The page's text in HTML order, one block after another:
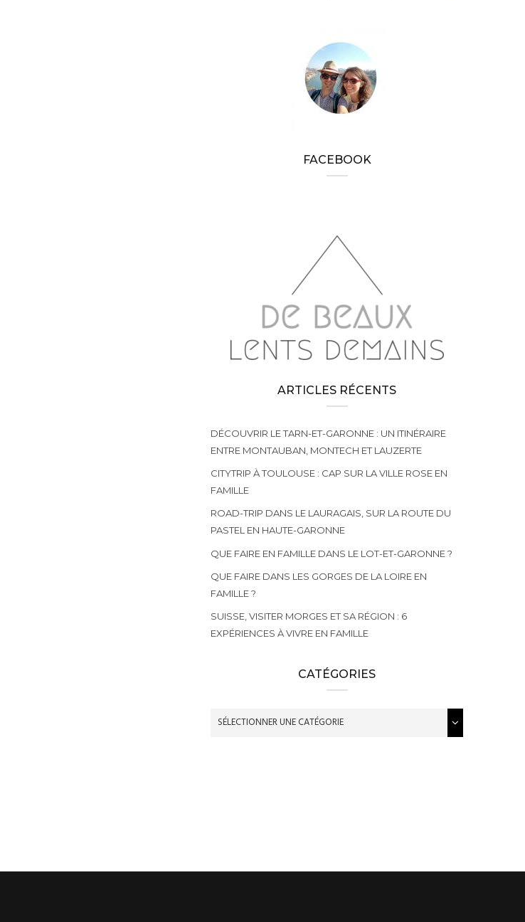
FACEBOOK
ARTICLES RÉCENTS
DÉCOUVRIR LE TARN-ET-GARONNE : UN ITINÉRAIRE
ENTRE MONTAUBAN, MONTECH ET LAUZERTE
CITYTRIP À TOULOUSE : CAP SUR LA VILLE ROSE EN
FAMILLE
ROAD-TRIP DANS LE LAURAGAIS, SUR LA ROUTE DU
PASTEL EN HAUTE-GARONNE
QUE FAIRE EN FAMILLE DANS LE LOT-ET-GARONNE ?
QUE FAIRE DANS LES GORGES DE LA LOIRE EN
FAMILLE ?
SUISSE, VISITER MORGES ET SA RÉGION : 6
EXPÉRIENCES À VIVRE EN FAMILLE
CATÉGORIES